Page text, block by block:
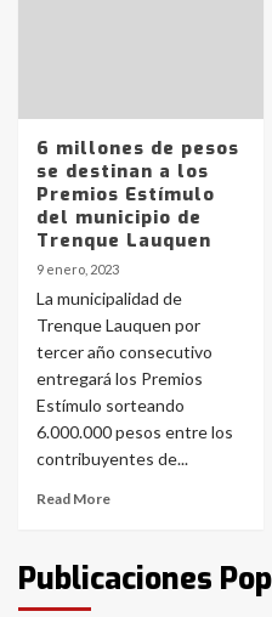
6 millones de pesos
se destinan a los
Premios Estímulo
del municipio de
Trenque Lauquen
9 enero, 2023
La municipalidad de
Trenque Lauquen por
tercer año consecutivo
entregará los Premios
Estímulo sorteando
6.000.000 pesos entre los
contribuyentes de...
Read More
Publicaciones
4
Accidente en
joven de
5
entre 857 a
6
La Bolsa de
Blanca
con lluvias y
de la provincia
fueron
tarde del